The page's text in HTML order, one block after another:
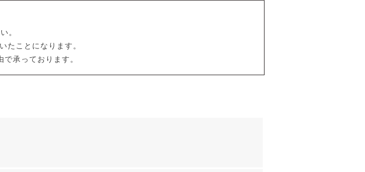
。
たことになります。
承っております。